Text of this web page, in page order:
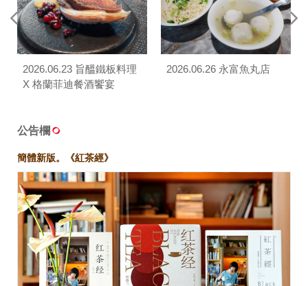
2026.06.23 旨醞鐵板料理
X 格蘭菲迪餐酒饗宴
2026.06.26 永富魚丸店
公告欄
簡體新版。《紅茶經》